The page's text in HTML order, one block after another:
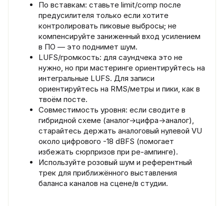
По вставкам: ставьте limit/comp после
предусилителя только если хотите
контролировать пиковые выбросы; не
компенсируйте заниженный вход усилением
в ПО — это поднимет шум.
LUFS/громкость: для саундчека это не
нужно, но при мастеринге ориентируйтесь на
интегральные LUFS. Для записи
ориентируйтесь на RMS/метры и пики, как в
твоём посте.
Совместимость уровня: если сводите в
гибридной схеме (аналог→цифра→аналог),
старайтесь держать аналоговый нулевой VU
около цифрового -18 dBFS (помогает
избежать сюрпризов при ре‑ампинге).
Используйте розовый шум и референтный
трек для приближённого выставления
баланса каналов на сцене/в студии.